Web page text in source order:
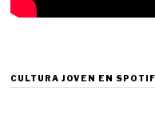
CULTURA JOVEN EN